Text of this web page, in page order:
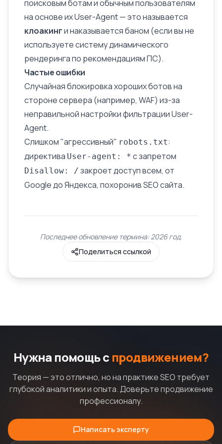
поисковым ботам и обычным пользователям
на основе их User-Agent — это называется
клоакинги наказывается баном (если вы не
используете систему динамического
рендеринга по рекомендациям ПС).
Частые ошибки
Случайная блокировка хороших ботов на
стороне сервера (например, WAF) из-за
неправильной настройки фильтрации User-
Agent.
Слишком "агрессивный" robots.txt:
директива User-agent: * с запретом
Disallow: / закроет доступ всем, от
Google до Яндекса, похоронив SEO сайта.
Последнее обновление термина: 2026 год.
Поделиться ссылкой
Нужна помощь с продвижением?
Теория — это отлично, но на практике SEO требует
глубокой аналитики и опыта. Доверьте продвижение
профессионалу.
Написать эксперту